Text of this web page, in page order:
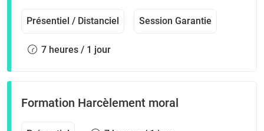
Présentiel / Distanciel Session Garantie
7 heures / 1 jour
Formation Harcèlement moral